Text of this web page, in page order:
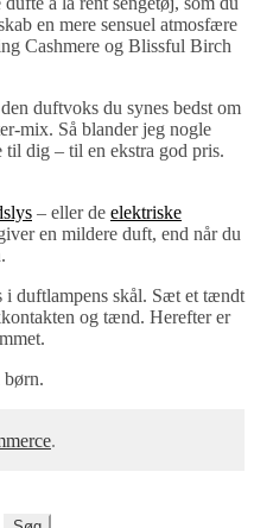
en mere sensuel atmosfære
Cashmere og Blissful Birch
duftvoks du synes bedst om
mix. Så blander jeg nogle
dig – til en ekstra god pris.
– eller de elektriske
en mildere duft, end når du
duftlampens skål. Sæt et tændt
og tænd. Herefter er
.